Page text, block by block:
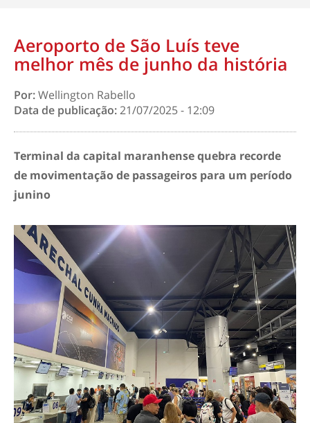
Aeroporto de São Luís teve
melhor mês de junho da história
Por:Wellington Rabello
Data de publicação:21/07/2025 - 12:09
Terminal da capital maranhense quebra recorde
de movimentação de passageiros para um período
junino